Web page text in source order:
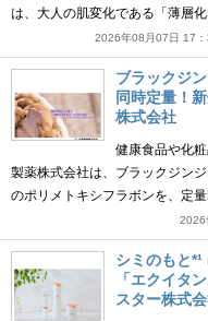
は、大人の肌変化である「薄層
2026年08月07日 17：
ブラックジ
同時定量！
株式会社
健康食品や化
製薬株式会社は、ブラックジン
のポリメトキシフラボンを、定
2026
シミのもと
「エクイタ
スター株式